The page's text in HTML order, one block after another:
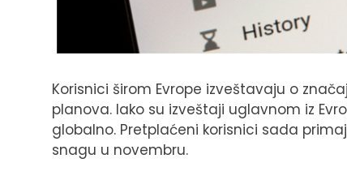
Korisnici širom Evrope izveštavaju o
planova. Iako su izveštaji uglavnom iz
globalno. Pretplaćeni korisnici sada
snagu u novembru.